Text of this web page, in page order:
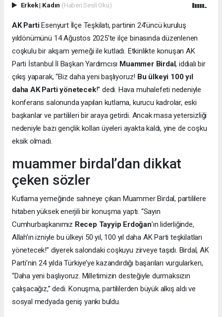
Erkek| Kadın (Haberi Sesli Oku)
AK PartiEsenyurt İlçe Teşkilatı, partinin 24’üncü kuruluş
yıldönümünü 14 Ağustos 2025’te ilçe binasında düzenlenen
coşkulu bir akşam yemeği ile kutladı. Etkinlikte konuşan AK
Parti İstanbul İl Başkan Yardımcısı Muammer Birdal, iddialı bir
çıkış yaparak, “Biz daha yeni başlıyoruz! Bu ülkeyi 100 yıl
daha AK Parti yönetecek!” dedi. Hava muhalefeti nedeniyle
konferans salonunda yapılan kutlama, kurucu kadrolar, eski
başkanlar ve partilileri bir araya getirdi. Ancak masa yetersizliği
nedeniyle bazı gençlik kolları üyeleri ayakta kaldı, yine de coşku
eksik olmadı.
muammer birdal’dan dikkat
çeken sözler
Kutlama yemeğinde sahneye çıkan Muammer Birdal, partililere
hitaben yüksek enerjili bir konuşma yaptı. “Sayın
Cumhurbaşkanımız Recep Tayyip Erdoğan’ın liderliğinde,
Allah’ın izniyle bu ülkeyi 50 yıl, 100 yıl daha AK Parti teşkilatları
yönetecek!” diyerek salondaki coşkuyu zirveye taşıdı. Birdal, AK
Parti’nin 24 yılda Türkiye’ye kazandırdığı başarıları vurgularken,
“Daha yeni başlıyoruz. Milletimizin desteğiyle durmaksızın
çalışacağız,” dedi. Konuşma, partililerden büyük alkış aldı ve
sosyal medyada geniş yankı buldu.